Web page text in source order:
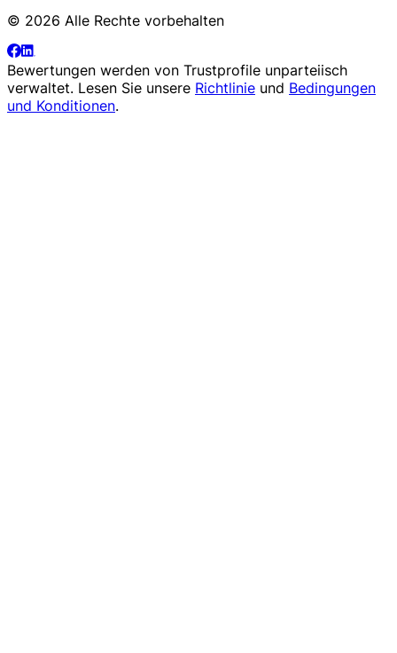
© 2026 Alle Rechte vorbehalten
Bewertungen werden von Trustprofile unparteiisch
verwaltet. Lesen Sie unsere Richtlinie und Bedingungen
und Konditionen.